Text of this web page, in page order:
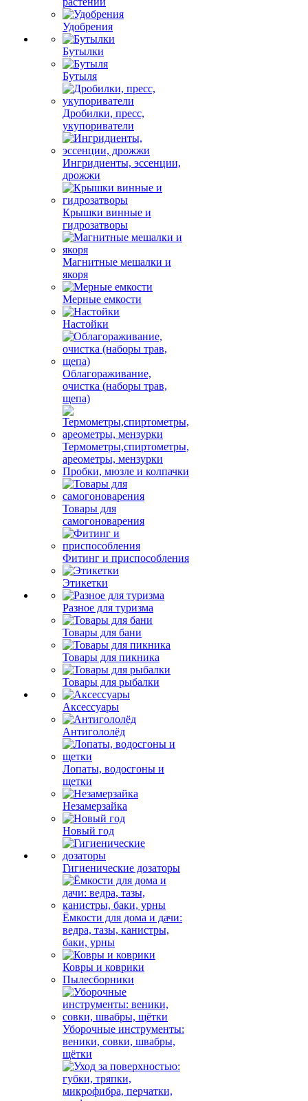
Удобрения
Бутылки
Бутыля
Дробилки, пресс,
укупориватели
Ингридиенты, эссенции,
дрожжи
Крышки винные и
гидрозатворы
Магнитные мешалки и
якоря
Мерные емкости
Настойки
Облагораживание,
очистка (наборы трав,
щепа)
Термометры,спиртометры,
ареометры, мензурки
Пробки, мюзле и колпачки
Товары для
самогоноварения
Фитинг и приспособления
Этикетки
Разное для туризма
Товары для бани
Товары для пикника
Товары для рыбалки
Аксессуары
Антигололёд
Лопаты, водосгоны и
щетки
Незамерзайка
Новый год
Гигиенические дозаторы
Ёмкости для дома и дачи:
ведра, тазы, канистры,
баки, урны
Ковры и коврики
Пылесборники
Уборочные инструменты:
веники, совки, швабры,
щётки